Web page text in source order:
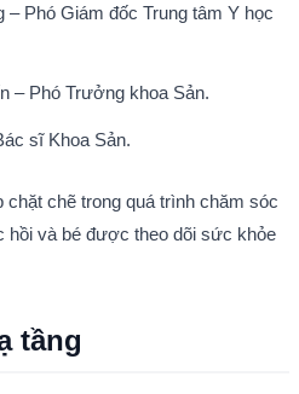
– Phó Giám đốc Trung tâm Y học
– Phó Trưởng khoa Sản.
sĩ Khoa Sản.
chẽ trong quá trình chăm sóc
hồi và bé được theo dõi sức khỏe
tầng